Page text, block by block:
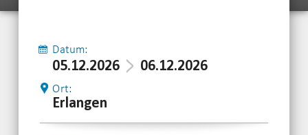
Datum:
05.12.2026 06.12.2026
Ort:
Erlangen